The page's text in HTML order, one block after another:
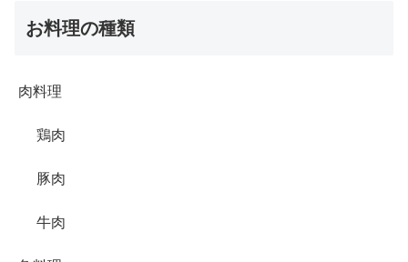
お料理の種類
肉料理
鶏肉
豚肉
牛肉